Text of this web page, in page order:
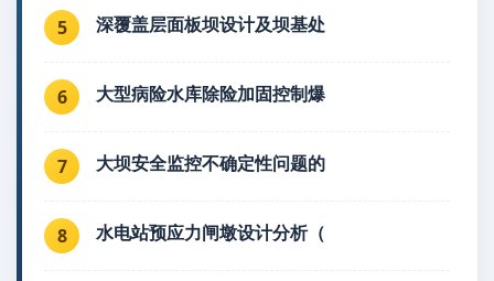
5 深覆盖层面板坝设计及坝基处
6 大型病险水库除险加固控制爆
7 大坝安全监控不确定性问题的
8 水电站预应力闸墩设计分析（